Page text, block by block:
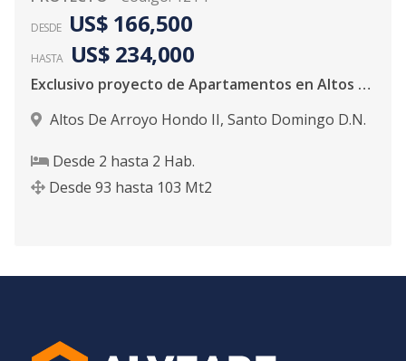
DESDE US$ 166,500
HASTA US$ 234,000
Exclusivo proyecto de Apartamentos en Altos de Arroyo Hondo II
Altos De Arroyo Hondo II, Santo Domingo D.N.
Desde 2 hasta 2 Hab.
Desde 93 hasta 103 Mt2